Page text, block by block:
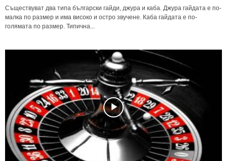
Съществуват два типа български гайди, джура и каба. Джура гайдата е по-
малка по размер и има високо и остро звучене. Каба гайдата е по-
голямата по размер. Типична...